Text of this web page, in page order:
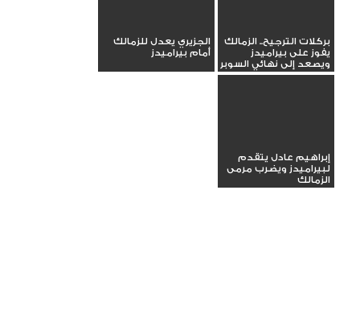
بركلات الترجيح.. الزمالك
يفوز على بيراميدز
ويصعد إلى نهائي السوبر
الجزيري يعدل للزمالك
أمام بيراميدز
إبراهيم عادل يتقدم
لبيراميدز ويضرب مرمى
الزمالك